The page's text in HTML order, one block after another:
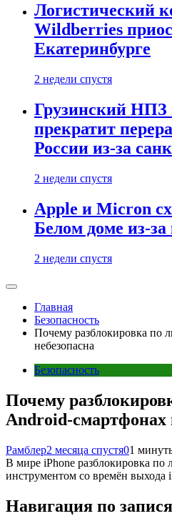
Логистический
Wildberries
Екатеринбурге
2 недели спустя
Грузинский НПЗ
прекратит
России из-за
2 недели спустя
Apple и Micron
Белом доме из-
2 недели спустя
Главная
Безопасность
Почему разблокировка по
небезопасна
Безопасность
Почему
Android-смартфонах
Рамблер2 месяца спустя01
В мире iPhone разблокировка по
инструментом со времён выхода
Навигация по